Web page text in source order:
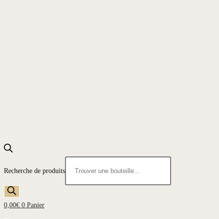
Recherche de produits
0,00€ 0 Panier